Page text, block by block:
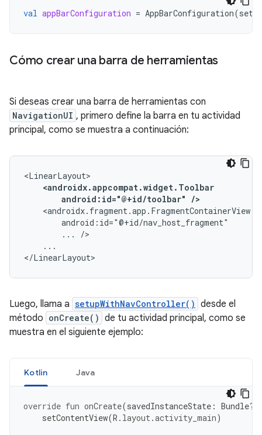
val appBarConfiguration = AppBarConfiguration(
Cómo crear una barra de herramientas
Si deseas crear una barra de herramientas con
NavigationUI , primero define la barra en tu actividad
principal, como se muestra a continuación:
android:id="@+id/toolbar" />
...
...
</LinearLayout>
Luego, llama a setupWithNavController() desde el
método onCreate() de tu actividad principal, como se
muestra en el siguiente ejemplo:
Kotlin Java
override fun onCreate(savedInstanceState : Bundle?)
setContentView(R . layout.activity_main)